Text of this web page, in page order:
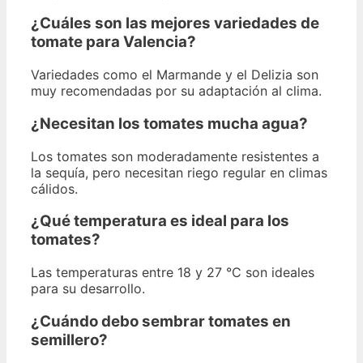
¿Cuáles son las mejores variedades de
tomate para Valencia?
Variedades como el Marmande y el Delizia son
muy recomendadas por su adaptación al clima.
¿Necesitan los tomates mucha agua?
Los tomates son moderadamente resistentes a
la sequía, pero necesitan riego regular en climas
cálidos.
¿Qué temperatura es ideal para los
tomates?
Las temperaturas entre 18 y 27 °C son ideales
para su desarrollo.
¿Cuándo debo sembrar tomates en
semillero?